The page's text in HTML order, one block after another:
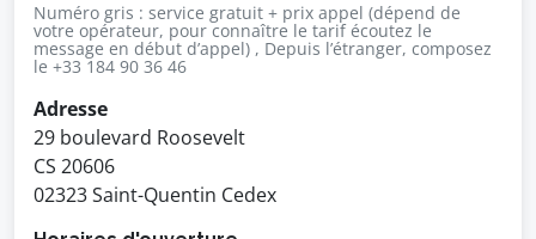
Numéro gris : service gratuit + prix appel (dépend de
votre opérateur, pour connaître le tarif écoutez le
message en début d’appel) , Depuis l’étranger, composez
le +33 184 90 36 46
Adresse
29 boulevard Roosevelt
CS 20606
02323 Saint-Quentin Cedex